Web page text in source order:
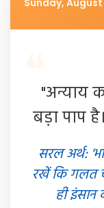
"अन्याय
बड़ा पाप
सरल अर्थ:
रखें कि गलत
ही